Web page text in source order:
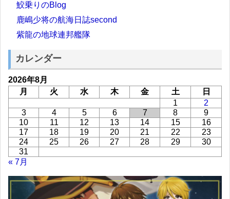
鮫乗りのBlog
鹿嶋少将の航海日誌second
紫龍の地球連邦艦隊
カレンダー
2026年8月
月
火 水 木 金 土
日
1
2
3
4 5 6 7 8
9
10
11 12 13 14 15
16
17
18 19 20 21 22
23
24
25 26 27 28 29
30
31
« 7月